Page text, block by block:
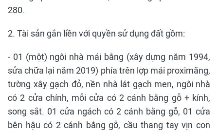
280.
2. Tài sản gắn liền với quyền sử dụng đất gồm:
- 01 (một) ngôi nhà mái bằng (xây dựng năm 1994,
sửa chữa lại năm 2019) phía trên lợp mái proximăng,
tường xây gạch đỏ, nền nhà lát gạch men, ngôi nhà
có 2 cửa chính, mỗi cửa có 2 cánh bằng gỗ + kính,
song sắt. 01 cửa ngách có 2 cánh bằng gỗ, 01 cửa
bên hậu có 2 cánh bằng gỗ, cầu thang tay vịn con